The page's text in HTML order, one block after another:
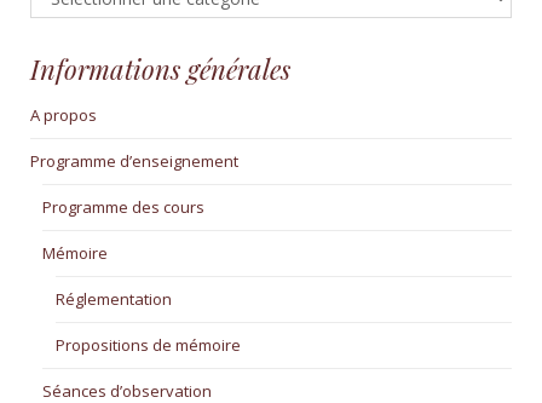
Informations générales
A propos
Programme d’enseignement
Programme des cours
Mémoire
Réglementation
Propositions de mémoire
Séances d’observation